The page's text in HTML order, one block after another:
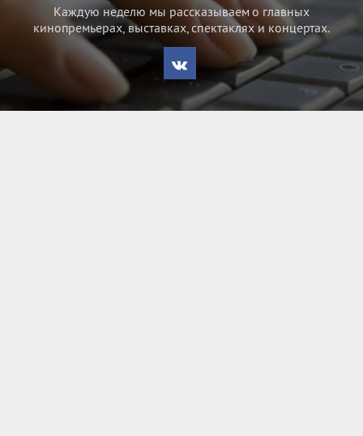
Каждую неделю мы рассказываем о главных
кинопремьерах, выставках, спектаклях и концертах.